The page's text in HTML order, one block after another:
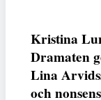
Kristina
Dramaten
Lina
och